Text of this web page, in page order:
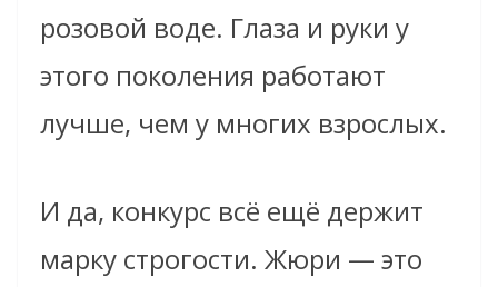
розовой воде. Глаза и руки у
этого поколения работают
лучше, чем у многих взрослых.
И да, конкурс всё ещё держит
марку строгости. Жюри — это